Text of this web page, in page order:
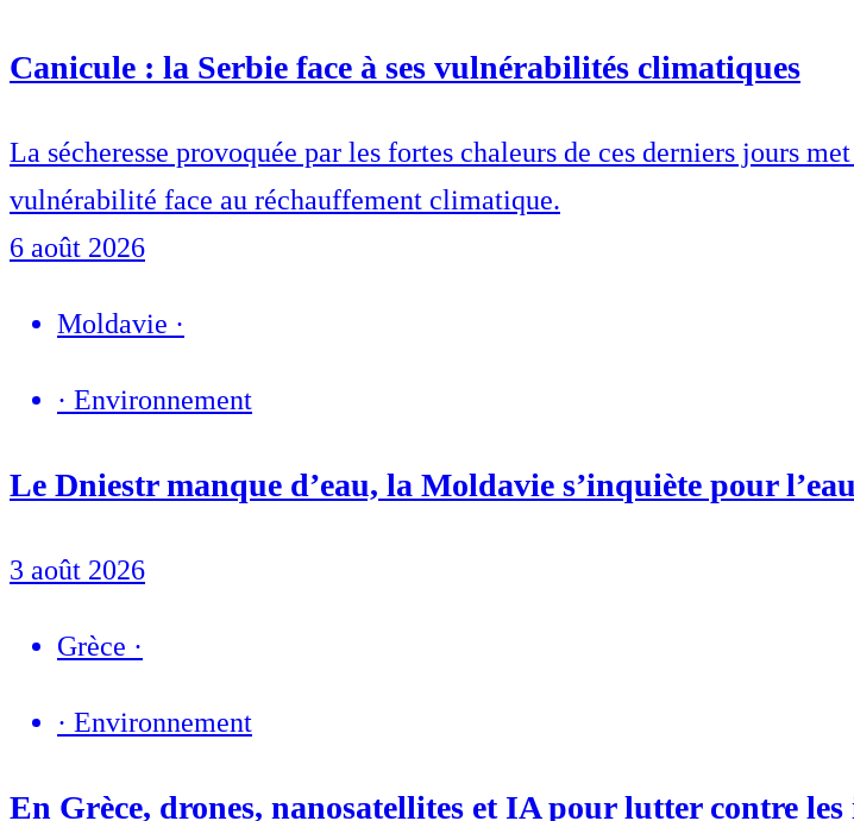
Canicule : la Serbie face à ses vulnérabilités climatiques
La sécheresse provoquée par les fortes chaleurs de ces derniers jours
vulnérabilité face au réchauffement climatique.
6 août 2026
Moldavie ·
· Environnement
Le Dniestr manque d’eau, la Moldavie s’inquiète pour
3 août 2026
Grèce ·
· Environnement
En Grèce, drones, nanosatellites et IA pour lutter contre les